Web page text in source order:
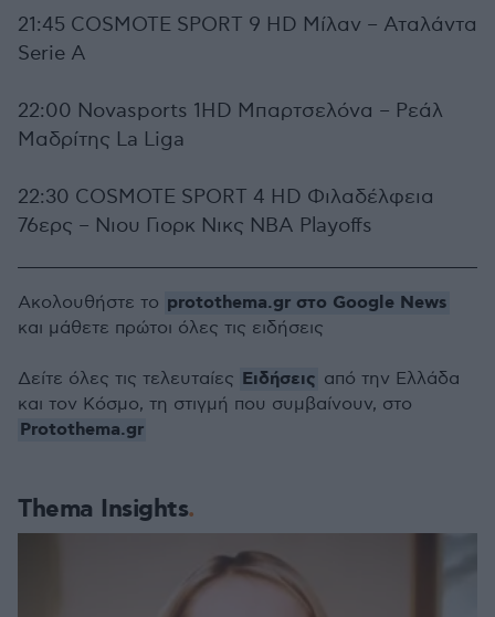
21:45 COSMOTE SPORT 9 HD Μίλαν – Αταλάντα
Serie A
22:00 Novasports 1HD Μπαρτσελόνα – Ρεάλ
Μαδρίτης La Liga
22:30 COSMOTE SPORT 4 HD Φιλαδέλφεια
76ερς – Νιου Γιορκ Νικς NBA Playoffs
Thema Insights
Ακολουθήστε το protothema.gr στο Google News
και μάθετε πρώτοι όλες τις ειδήσεις
Δείτε όλες τις τελευταίες Ειδήσεις από την Ελλάδα
και τον Κόσμο, τη στιγμή που συμβαίνουν, στο
Protothema.gr